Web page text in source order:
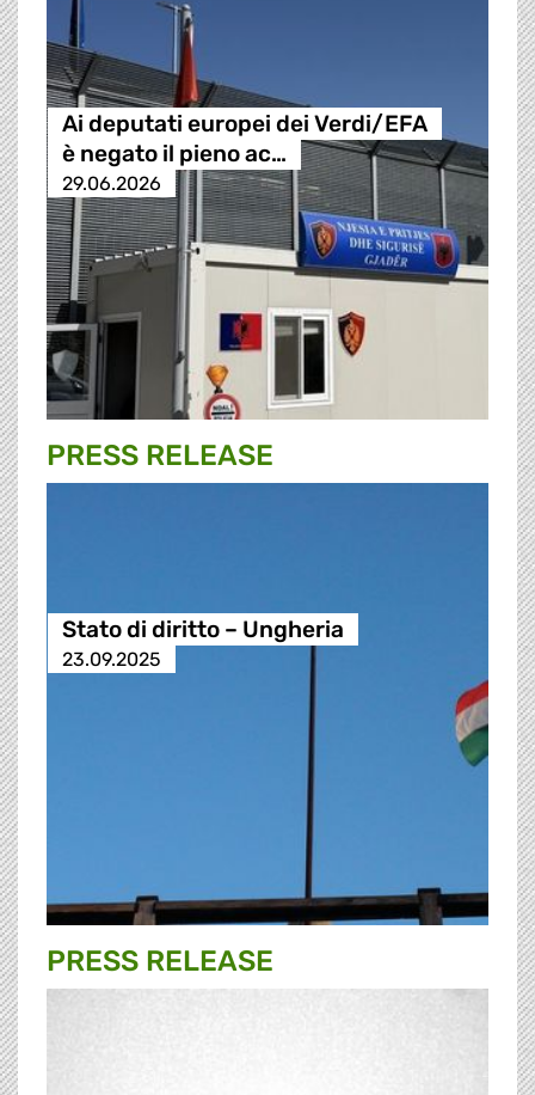
Ai deputati europei dei Verdi/EFA
è negato il pieno ac…
29.06.2026
PRESS RELEASE
Stato di diritto – Ungheria
23.09.2025
PRESS RELEASE